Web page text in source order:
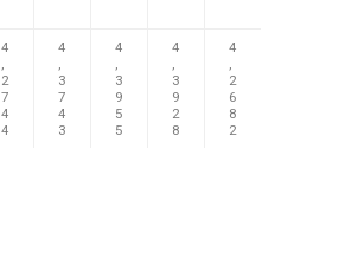
4
2
7
4
4
4
3
7
4
3
4
3
9
5
5
4
3
9
2
8
4
2
6
8
2